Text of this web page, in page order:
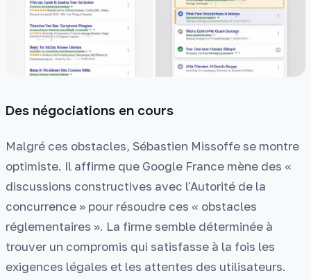
Des négociations en cours
Malgré ces obstacles, Sébastien Missoffe se montre
optimiste. Il affirme que Google France mène des «
discussions constructives avec l'Autorité de la
concurrence » pour résoudre ces « obstacles
réglementaires ». La firme semble déterminée à
trouver un compromis qui satisfasse à la fois les
exigences légales et les attentes des utilisateurs.